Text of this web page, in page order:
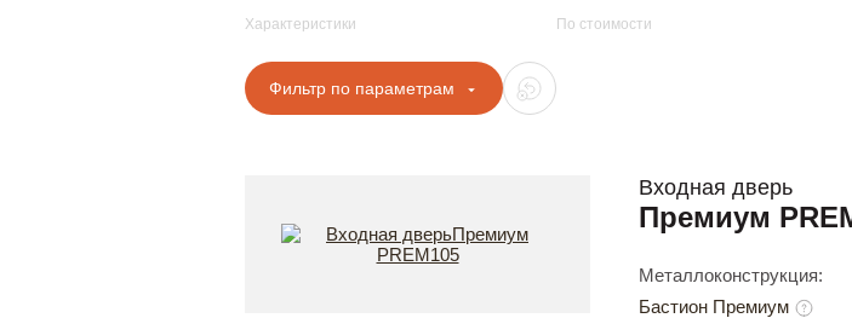
Характеристики
Фильтр по параметрам
По стоимости
Входная дверь
Премиум
Металлоконструкция:
Бастион Премиум